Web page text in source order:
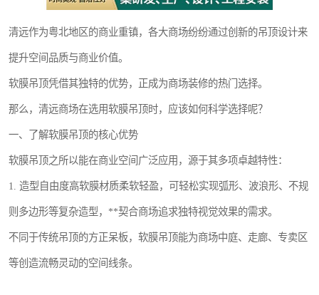
清远作为粤北地区的商业重镇，各大商场纷纷通过创新的吊顶设计来
提升空间品质与商业价值。
软膜吊顶凭借其独特的优势，正成为商场装修的热门选择。
那么，清远商场在选用软膜吊顶时，应该如何科学选择呢？
一、了解软膜吊顶的核心优势
软膜吊顶之所以能在商业空间广泛应用，源于其多项卓越特性：
1. 造型自由度高软膜材质柔软轻盈，可轻松实现弧形、波浪形、不规
则多边形等复杂造型，**契合商场追求独特视觉效果的需求。
不同于传统吊顶的方正呆板，软膜吊顶能为商场中庭、走廊、专卖区
等创造流畅灵动的空间线条。